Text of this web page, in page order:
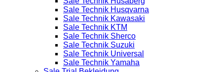
Sale Technik Husqvarna
Sale Technik Kawasaki
Sale Technik KTM
Sale Technik Sherco
Sale Technik Suzuki
Sale Technik Universal
Sale Technik Yamaha